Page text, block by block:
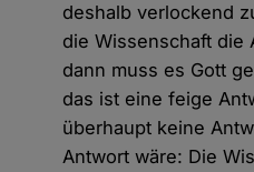
deshalb verlockend
die Wissenschaft die
dann muss es Gott
das ist eine feige
überhaupt keine
Antwort wäre: Die